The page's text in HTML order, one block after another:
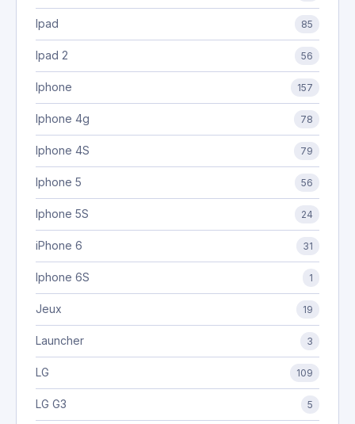
Ipad 85
Ipad 2 56
Iphone 157
Iphone 4g 78
Iphone 4S 79
Iphone 5 56
Iphone 5S 24
iPhone 6 31
Iphone 6S 1
Jeux 19
Launcher 3
LG 109
LG G3 5